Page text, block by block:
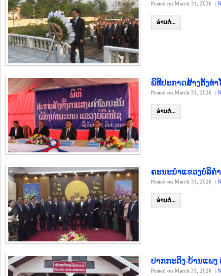
Posted on March 31, 2026 |
ອ່ານຕໍ່...
ພິທີປະກາດສ້າງຕັ້ງທ່
Posted on March 31, 2026 |
ອ່ານຕໍ່...
ຄະນະນຳແຂວງບໍລິຄ
Posted on March 31, 2026 |
ອ່ານຕໍ່...
ປາກກະດິງ-ບ້ານແພ
Posted on March 31, 2026 |